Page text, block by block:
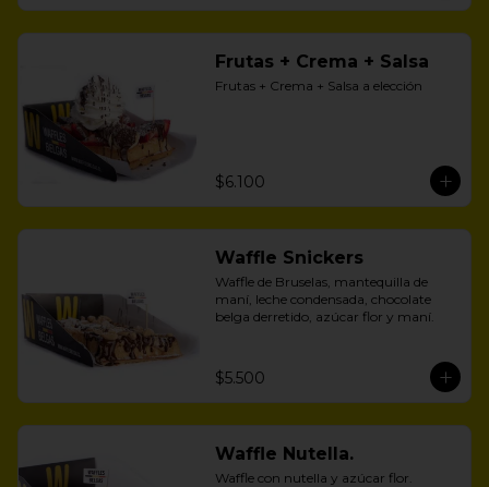
Frutas + Crema + Salsa
Frutas + Crema + Salsa a elección
$6.100
Waffle Snickers
Waffle de Bruselas, mantequilla de
maní, leche condensada, chocolate
belga derretido, azúcar flor y maní.
$5.500
Waffle Nutella.
Waffle con nutella y azúcar flor.